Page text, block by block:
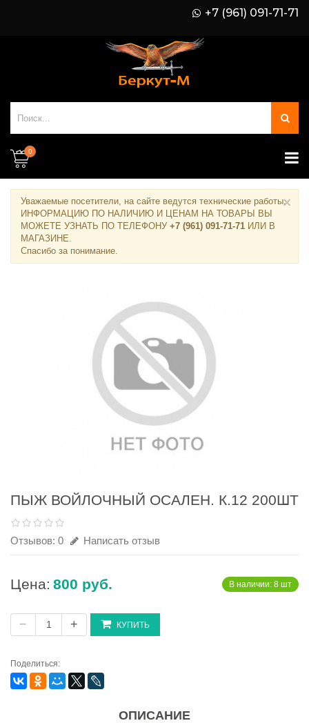
+7 (961) 091-71-71
0
Уважаемые посетители, на сайте ведутся технические работы.
ИНФОРМАЦИЮ ПО НАЛИЧИЮ И ЦЕНАМ НА ТОВАРЫ ВЫ
МОЖЕТЕ УЗНАТЬ ПО ТЕЛЕФОНУ +7 (961) 091-71-71 ИЛИ В
МАГАЗИНЕ.
Спасибо за понимание.
×
ПЫЖ ВОЙЛОЧНЫЙ ОСАЛЕН. К.12 200ШТ
Отзывов: 0 Написать отзыв
Цена: 800 руб. В наличии: 8 шт
− + КУПИТЬ
Поделиться:
ОПИСАНИЕ